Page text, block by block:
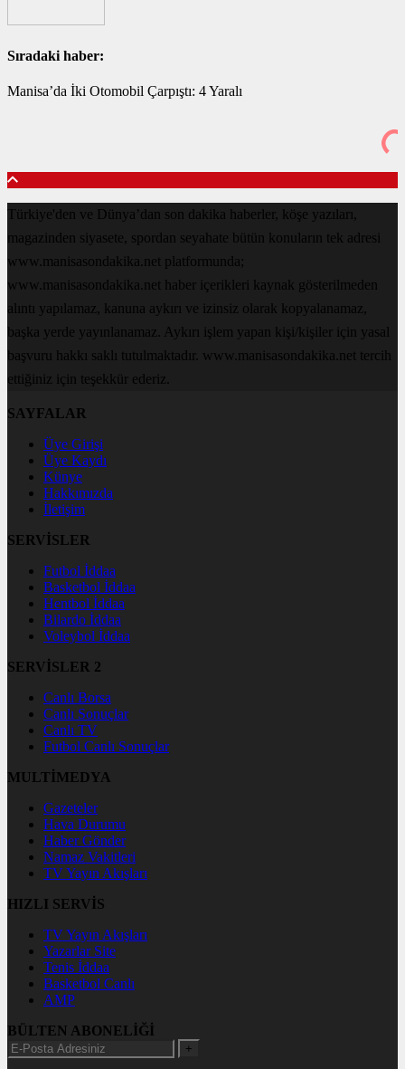
Sıradaki haber:
Manisa’da İki Otomobil Çarpıştı: 4 Yaralı
Türkiye'den ve Dünya’dan son dakika haberler, köşe yazıları,
magazinden siyasete, spordan seyahate bütün konuların tek adresi
www.manisasondakika.net platformunda;
www.manisasondakika.net haber içerikleri kaynak gösterilmeden
alıntı yapılamaz, kanuna aykırı ve izinsiz olarak kopyalanamaz,
başka yerde yayınlanamaz. Aykırı işlem yapan kişi/kişiler için yasal
başvuru hakkı saklı tutulmaktadır. www.manisasondakika.net tercih
ettiğiniz için teşekkür ederiz.
SAYFALAR
Üye Girişi
Üye Kaydı
Künye
Hakkımızda
İletişim
SERVİSLER
Futbol İddaa
Basketbol İddaa
Hentbol İddaa
Bilardo İddaa
Voleybol İddaa
SERVİSLER 2
Canlı Borsa
Canlı Sonuçlar
Canlı TV
Futbol Canlı Sonuçlar
MULTİMEDYA
Gazeteler
Hava Durumu
Haber Gönder
Namaz Vakitleri
TV Yayın Akışları
HIZLI SERVİS
TV Yayın Akışları
Yazarlar Site
Tenis İddaa
Basketbol Canlı
AMP
BÜLTEN ABONELİĞİ
+